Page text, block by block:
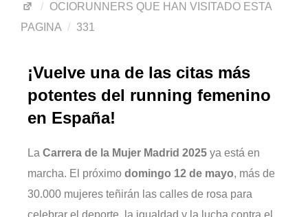
OCIORUNNERS QUE HAN VISITADO ESTA
PAGINA
331
¡Vuelve una de las citas más
potentes del running femenino
en España!
La Carrera de la Mujer Madrid 2025 ya está en
marcha. El próximo domingo 12 de mayo, más de
30.000 mujeres teñirán las calles de rosa para
celebrar el deporte, la igualdad y la lucha contra el